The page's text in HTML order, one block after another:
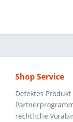
Shop Service
Defektes Produkt
rechtliche